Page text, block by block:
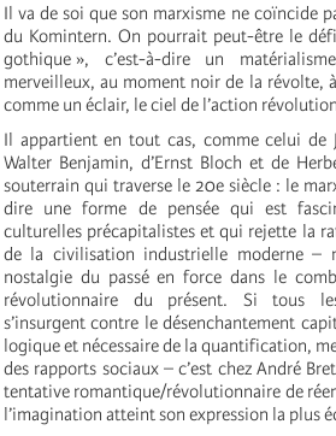
Il va de soi que son marxisme ne coïncide
du Komintern. On pourrait peut-être le
gothique », c’est-à-dire un
merveilleux, au moment noir de la révolte,
comme un éclair, le ciel de l’action
Il appartient en tout cas, comme celui de
Walter Benjamin, d’Ernst Bloch et de
souterrain qui traverse le 20e siècle : le
dire une forme de pensée qui est
culturelles précapitalistes et qui rejette la
de la civilisation industrielle moderne –
nostalgie du passé en force dans le
révolutionnaire du présent. Si tous
s’insurgent contre le désenchantement
logique et nécessaire de la quantification,
des rapports sociaux – c’est chez André
tentative romantique/révolutionnaire de
l’imagination atteint son expression la plus